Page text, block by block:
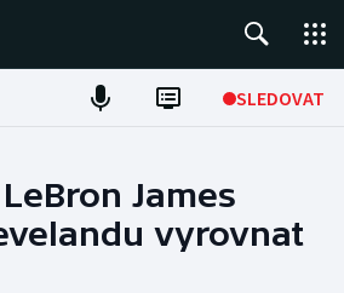
SLEDOVAT
James
vyrovnat